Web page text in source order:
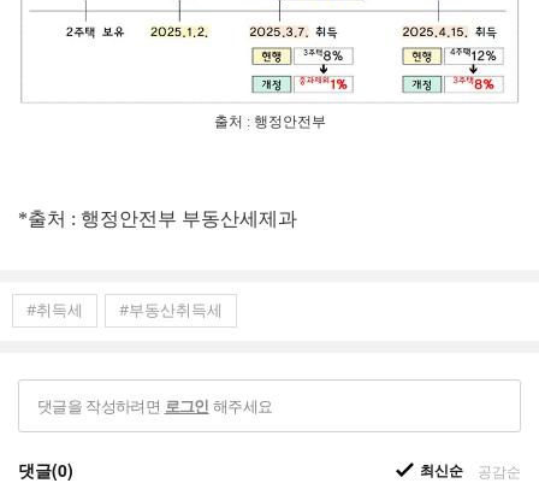
출처 : 행정안전부
*출처 : 행정안전부 부동산세제과
#취득세 #부동산취득세
댓글을 작성하려면 로그인 해주세요
댓글(0) 최신순 공감순